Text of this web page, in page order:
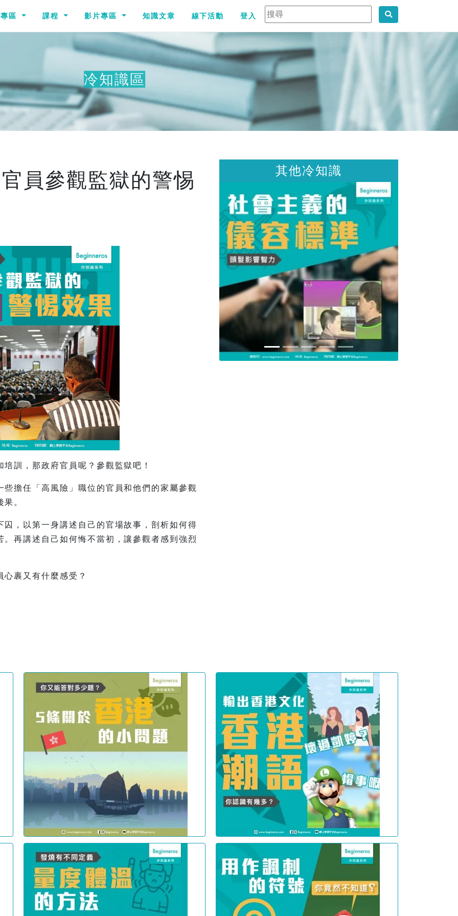
區 課程 影片專區 知識文章 線下活動 登入
冷知識區
員參觀監獄的警惕
訓，那政府官員呢？參觀監獄吧！
擔任「高風險」職位的官員和他們的家屬參觀
。
，以第一身講述自己的官場故事，剖析如何得
再講述自己如何悔不當初，讓參觀者感到強烈
裹又有什麼感受？
其他冷知識